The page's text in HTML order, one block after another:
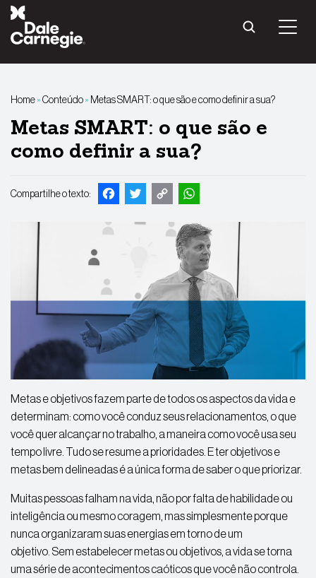
Pular
conteúdo
Home»Conteúdo» Metas SMART: o que são e como definir a sua?
Metas SMART: o que são e
como definir a sua?
Compartilhe o texto: Facebook
Twitter
Copy
Link
WhatsApp
Metas e objetivos fazem parte de todos os aspectos da vida e
determinam: como você conduz seus relacionamentos, o que
você quer alcançar no trabalho, a maneira como você usa seu
tempo livre. Tudo se resume a prioridades. E ter objetivos e
metas bem delineadas é a única forma de saber o que priorizar.
Muitas pessoas falham na vida, não por falta de habilidade ou
inteligência ou mesmo coragem, mas simplesmente porque
nunca organizaram suas energias em torno de um
objetivo. Sem estabelecer metas ou objetivos, a vida se torna
uma série de acontecimentos caóticos que você não controla.